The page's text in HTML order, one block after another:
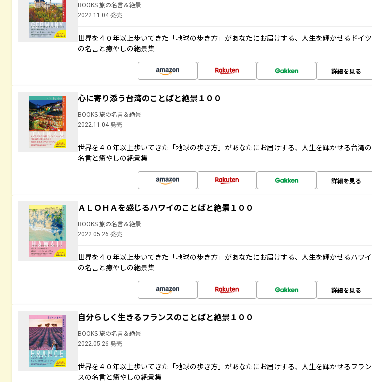
BOOKS 旅の名言＆絶景
2022.11.04 発売
世界を４０年以上歩いてきた「地球の歩き方」があなたにお届けする、人生を輝かせるドイツ
の名言と癒やしの絶景集
詳細を見る
心に寄り添う台湾のことばと絶景１００
BOOKS 旅の名言＆絶景
2022.11.04 発売
世界を４０年以上歩いてきた「地球の歩き方」があなたにお届けする、人生を輝かせる台湾の
名言と癒やしの絶景集
詳細を見る
ＡＬＯＨＡを感じるハワイのことばと絶景１００
BOOKS 旅の名言＆絶景
2022.05.26 発売
世界を４０年以上歩いてきた「地球の歩き方」があなたにお届けする、人生を輝かせるハワイ
の名言と癒やしの絶景集
詳細を見る
自分らしく生きるフランスのことばと絶景１００
BOOKS 旅の名言＆絶景
2022.05.26 発売
世界を４０年以上歩いてきた「地球の歩き方」があなたにお届けする、人生を輝かせるフラン
スの名言と癒やしの絶景集